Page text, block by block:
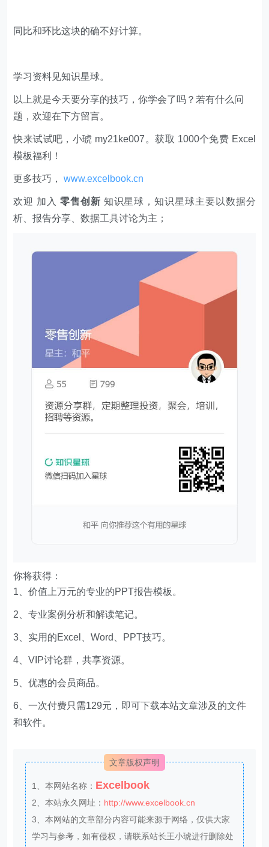
同比和环比这块的确不好计算。
学习资料见知识星球。
以上就是今天要分享的技巧，你学会了吗？若有什么问
题，欢迎在下方留言。
快来试试吧，小琥 my21ke007。获取 1000个免费 Excel
模板福利​​​​！
更多技巧，www.excelbook.cn
欢迎 加入 零售创新 知识星球，知识星球主要以数据分
析、报告分享、数据工具讨论为主；
你将获得：
1、价值上万元的专业的PPT报告模板。
2、专业案例分析和解读笔记。
3、实用的Excel、Word、PPT技巧。
4、VIP讨论群，共享资源。
5、优惠的会员商品。
6、一次付费只需129元，即可下载本站文章涉及的文件
和软件。
文章版权声明
1、本网站名称： Excelbook
2、本站永久网址： http://www.excelbook.cn
3、本网站的文章部分内容可能来源于网络，仅供大家
学习与参考，如有侵权，请联系站长王小琥进行删除处